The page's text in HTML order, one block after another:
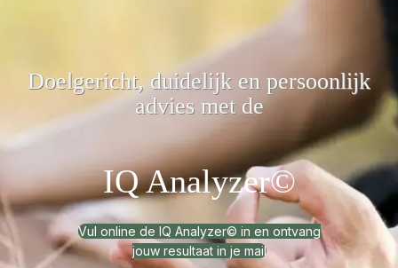
Doelgericht, duidelijk en persoonlijk
advies met de
IQ Analyzer©
Vul online de IQ Analyzer© in en ontvang
jouw resultaat in je mail